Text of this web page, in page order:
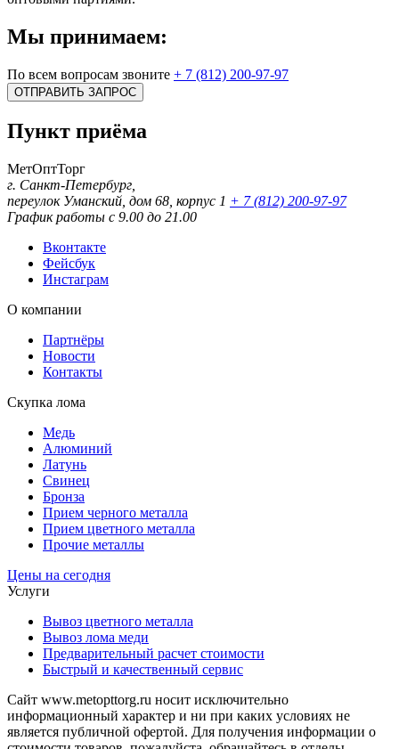
Мы принимаем:
По всем вопросам звоните + 7 (812) 200-97-97
ОТПРАВИТЬ ЗАПРОС
Пункт приёма
МетОптТорг
г. Санкт-Петербург,
переулок Уманский, дом 68, корпус 1 + 7 (812) 200-97-97
График работы с 9.00 до 21.00
Вконтакте
Фейсбук
Инстаграм
О компании
Партнёры
Новости
Контакты
Скупка лома
Медь
Алюминий
Латунь
Свинец
Бронза
Прием черного металла
Прием цветного металла
Прочие металлы
Цены на сегодня
Услуги
Вывоз цветного металла
Вывоз лома меди
Предварительный расчет стоимости
Быстрый и качественный сервис
Сайт www.metopttorg.ru носит исключительно
информационный характер и ни при каких условиях не
является публичной офертой. Для получения информации о